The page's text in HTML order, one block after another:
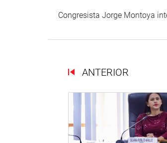
Congresista Jorge Montoya
ANTERIOR